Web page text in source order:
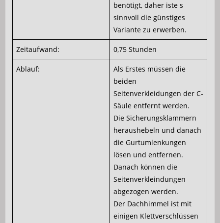
benötigt, daher iste s
sinnvoll die günstiges
Variante zu erwerben.
Zeitaufwand: 0,75 Stunden
Ablauf:
Als Erstes müssen die
beiden
Seitenverkleidungen der C-
Säule entfernt werden.
Die Sicherungsklammern
heraushebeln und danach
die Gurtumlenkungen
lösen und entfernen.
Danach können die
Seitenverkleindungen
abgezogen werden.
Der Dachhimmel ist mit
einigen Klettverschlüssen